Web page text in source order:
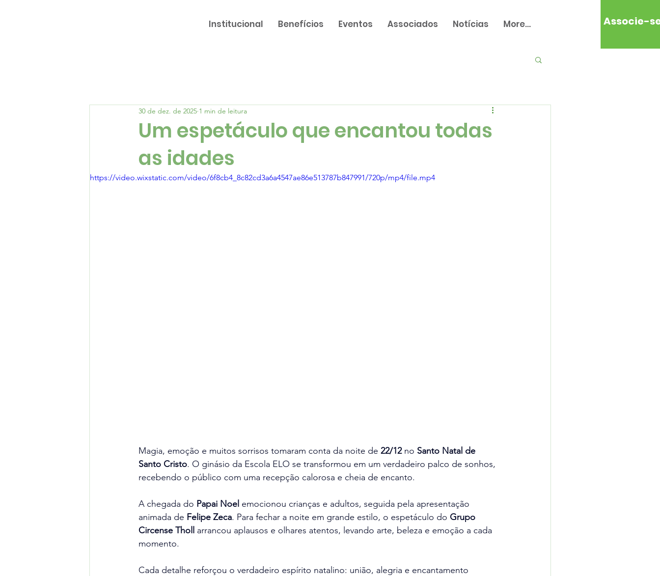
Institucional Benefícios Eventos Associados Notícias More... Associe-
Um espetáculo que encantou todas
as idades
30 de dez. de 2025 1 min de leitura
https://video.wixstatic.com/video/6f8cb4_8c82cd3a6a4547ae86e513787b847991/720p/mp4/file.mp4
Magia, emoção e muitos sorrisos tomaram conta da noite de 22/12 no Santo Natal de
Santo Cristo. O ginásio da Escola ELO se transformou em um verdadeiro palco de sonhos,
recebendo o público com uma recepção calorosa e cheia de encanto.
A chegada do Papai Noel emocionou crianças e adultos, seguida pela apresentação
animada de Felipe Zeca. Para fechar a noite em grande estilo, o espetáculo do Grupo
Circense Tholl arrancou aplausos e olhares atentos, levando arte, beleza e emoção a cada
momento.
Cada detalhe reforçou o verdadeiro espírito natalino: união, alegria e encantamento